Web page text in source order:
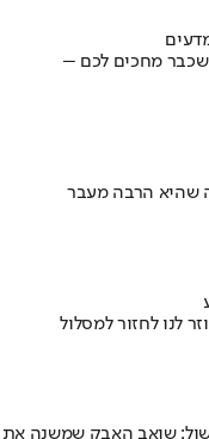
שכבר מחכים לכם –
שהיא הרבה מעבר
לנו לחזור למסלול
שואב האבק שמשנה את